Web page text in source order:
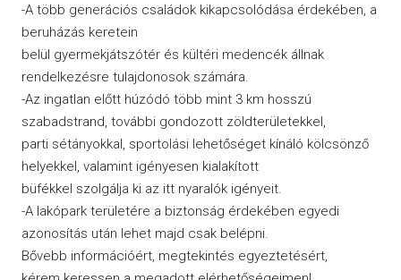
-A több generációs családok kikapcsolódása érdekében, a
beruházás keretein
belül gyermekjátszótér és kültéri medencék állnak
rendelkezésre tulajdonosok számára.
-Az ingatlan előtt húzódó több mint 3 km hosszú
szabadstrand, további gondozott zöldterületekkel,
parti sétányokkal, sportolási lehetőséget kínáló kölcsönző
helyekkel, valamint igényesen kialakított
büfékkel szolgálja ki az itt nyaralók igényeit.
-A lakópark területére a biztonság érdekében egyedi
azonosítás után lehet majd csak belépni.
Bővebb információért, megtekintés egyeztetésért,